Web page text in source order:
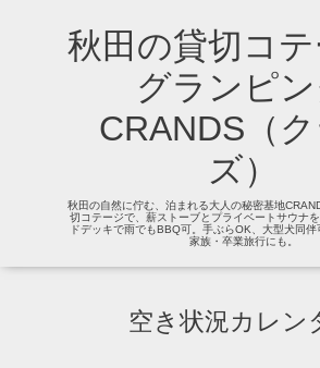
秋田の貸切コテ
グランピ
CRANDS（
ズ）
秋田の自然に佇む、泊まれる大人の秘密基地
切コテージで、薪ストーブとプライベートサウナ
ドデッキで雨でもBBQ可。手ぶらOK、大型犬同伴
家族・卒業旅行にも。
空き状況カレン